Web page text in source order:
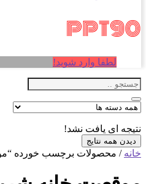
لطفا وارد شوید!
نتیجه ای یافت نشد!
دیدن همه نتایج
خانه / محصولات برچسب خورده